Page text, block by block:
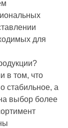
для
в том, что
стабильное, а
выбор более